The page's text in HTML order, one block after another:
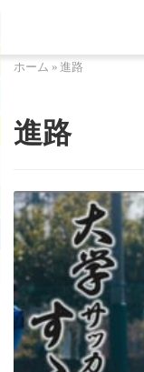
ホーム » 進路
進路